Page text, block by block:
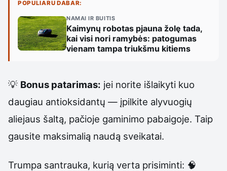
POPULIARU DABAR:
NAMAI IR BUITIS
Kaimynų robotas pjauna žolę tada,
kai visi nori ramybės: patogumas
vienam tampa triukšmu kitiems
💡 Bonus patarimas: jei norite išlaikyti kuo
daugiau antioksidantų — įpilkite alyvuogių
aliejaus šaltą, pačioje gaminimo pabaigoje. Taip
gausite maksimalią naudą sveikatai.
Trumpa santrauka, kurią verta prisiminti: 🧠